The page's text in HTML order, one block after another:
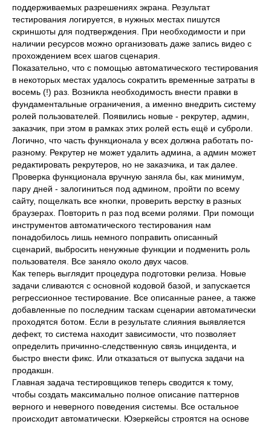
поддерживаемых разрешениях экрана. Результат
тестирования логируется, в нужных местах пишутся
скриншоты для подтверждения. При необходимости и при
наличии ресурсов можно организовать даже запись видео с
прохождением всех шагов сценария.
Показательно, что с помощью автоматического тестирования
в некоторых местах удалось сократить временные затраты в
восемь (!) раз. Возникла необходимость внести правки в
фундаментальные ограничения, а именно внедрить систему
ролей пользователей. Появились новые - рекрутер, админ,
заказчик, при этом в рамках этих ролей есть ещё и суброли.
Логично, что часть функционала у всех должна работать по-
разному. Рекрутер не может удалить админа, а админ может
редактировать рекрутеров, но не заказчика, и так далее.
Проверка функционала вручную заняла бы, как минимум,
пару дней - залогиниться под админом, пройти по всему
сайту, пощелкать все кнопки, проверить верстку в разных
браузерах. Повторить n раз под всеми ролями. При помощи
инструментов автоматического тестирования нам
понадобилось лишь немного поправить описанный
сценарий, выбросить ненужные функции и подменить роль
пользователя. Все заняло около двух часов.
Как теперь выглядит процедура подготовки релиза. Новые
задачи сливаются с основной кодовой базой, и запускается
регрессионное тестирование. Все описанные ранее, а также
добавленные по последним таскам сценарии автоматически
проходятся ботом. Если в результате слияния выявляется
дефект, то система находит зависимости, что позволяет
определить причинно-следственную связь инцидента, и
быстро внести фикс. Или отказаться от выпуска задачи на
продакшн.
Главная задача тестировщиков теперь сводится к тому,
чтобы создать максимально полное описание паттернов
верного и неверного поведения системы. Все остальное
происходит автоматически. Юзеркейсы строятся на основе
ФИО
E-mail
Пару слов о проекте
Название компании
Предпочтительный способ связи
Откуда вы о нас узнали?
Отвечаем со скоростью
света sales@crtweb.ru
СВЯЖИТЕСЬ С НАМИ